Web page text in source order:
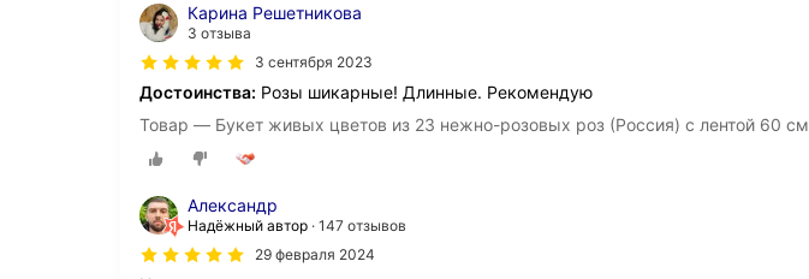
Карина Решетникова
3 отзыва
3 сентября 2023
Достоинства: Розы шикарные! Длинные. Рекомендую
Товар — Букет живых цветов из 23 нежно-розовых роз (Россия) с лентой 60 см
Александр
Надёжный автор 147 отзывов
29 февраля 2024